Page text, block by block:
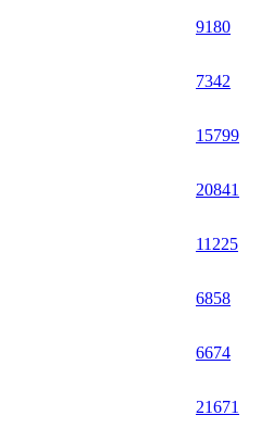
9180
7342
15799
20841
11225
6858
6674
21671